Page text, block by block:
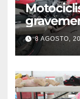
choque
Flores
8 AGOSTO,